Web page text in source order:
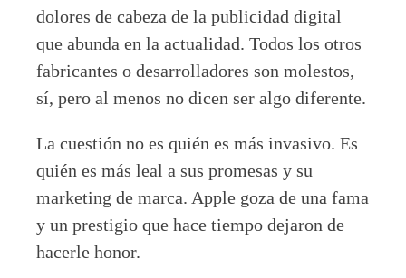
dolores de cabeza de la publicidad digital
que abunda en la actualidad. Todos los otros
fabricantes o desarrolladores son molestos,
sí, pero al menos no dicen ser algo diferente.
La cuestión no es quién es más invasivo. Es
quién es más leal a sus promesas y su
marketing de marca. Apple goza de una fama
y un prestigio que hace tiempo dejaron de
hacerle honor.